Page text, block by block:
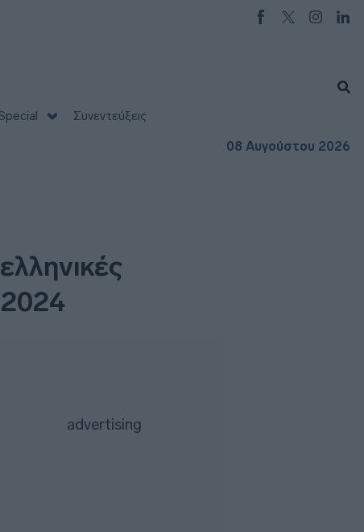
Συνεντεύξεις
08 Αυγούστου 2026
2024